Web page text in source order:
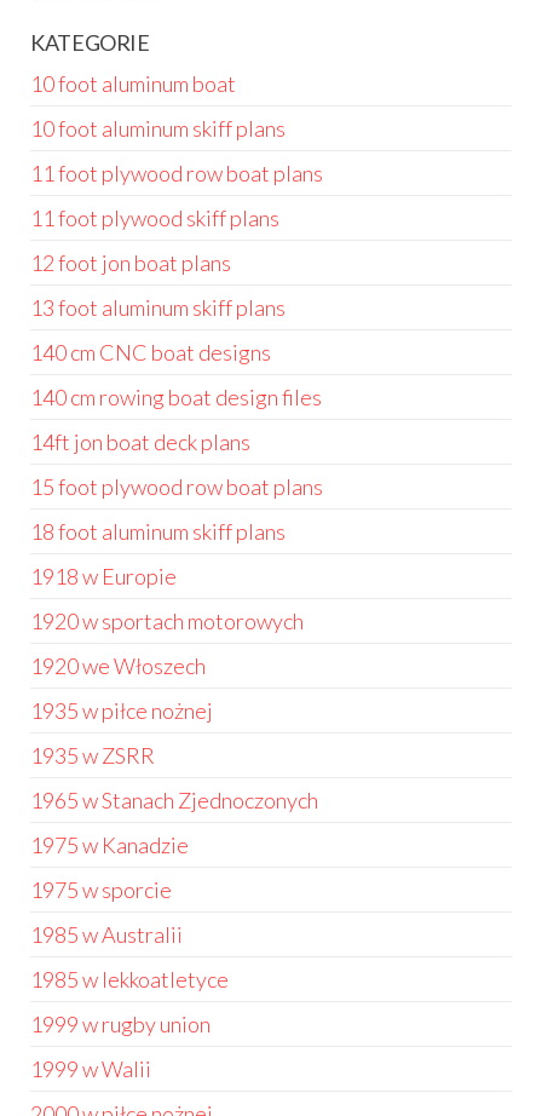
KATEGORIE
10 foot aluminum boat
10 foot aluminum skiff plans
11 foot plywood row boat plans
11 foot plywood skiff plans
12 foot jon boat plans
13 foot aluminum skiff plans
140 cm CNC boat designs
140 cm rowing boat design files
14ft jon boat deck plans
15 foot plywood row boat plans
18 foot aluminum skiff plans
1918 w Europie
1920 w sportach motorowych
1920 we Włoszech
1935 w piłce nożnej
1935 w ZSRR
1965 w Stanach Zjednoczonych
1975 w Kanadzie
1975 w sporcie
1985 w Australii
1985 w lekkoatletyce
1999 w rugby union
1999 w Walii